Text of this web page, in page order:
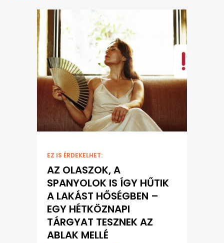
EZ IS ÉRDEKELHET:
AZ OLASZOK, A
SPANYOLOK IS ÍGY HŰTIK
A LAKÁST HŐSÉGBEN –
EGY HÉTKÖZNAPI
TÁRGYAT TESZNEK AZ
ABLAK MELLÉ